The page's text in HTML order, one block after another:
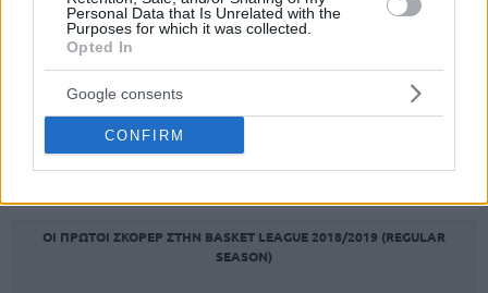
Personal Data that Is Unrelated with the
Purposes for which it was collected.
Opted In
Google consents
CONFIRM
Σάκοτα), με τον Χάντερ να έχει και τον καλύτερο μέσο όρο
(14,73π.) και ακολουθούν
(ΑΕΚ), Σκορδίλης (Περιστέρι),
Μπράουν και Έλις(Προμηθέας).
Δείτε στους παρακάτω πίνακες τους πρώτους σκόρερ του
ΟΙ ΠΡΩΤΟΙ ΣΚΟΡΕΡ ΣΤΗΝ BASKET LEAGUE 2018/2019 (REGULAR
SEASON)